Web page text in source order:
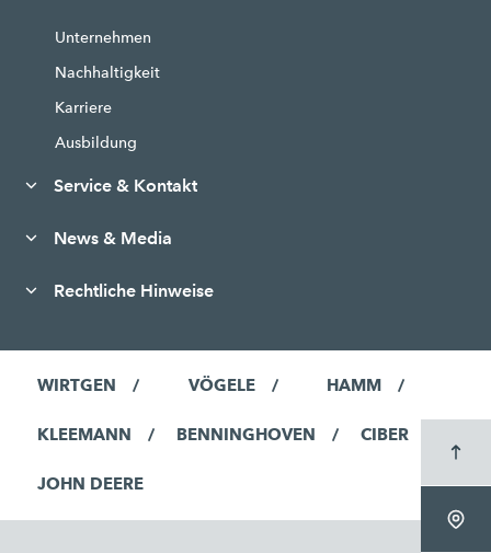
Unternehmen
Nachhaltigkeit
Karriere
Ausbildung
Service & Kontakt
News & Media
Rechtliche Hinweise
WIRTGEN VÖGELE HAMM
KLEEMANN BENNINGHOVEN CIBER
JOHN DEERE